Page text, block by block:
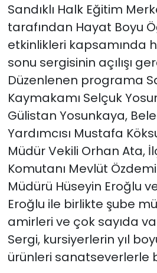
Sandıklı Halk Eğitim
tarafından Hayat Boyu
etkinlikleri kapsamında
sonu sergisinin açılışı
Düzenlenen programa
Kaymakamı Selçuk
Gülistan Yosunkaya,
Yardımcısı Mustafa
Müdür Vekili Orhan Ata,
Komutanı Mevlüt
Müdürü Hüseyin Eroğlu
Eroğlu ile birlikte şube
amirleri ve çok sayıda
Sergi, kursiyerlerin yıl
ürünleri sanatseverlerle